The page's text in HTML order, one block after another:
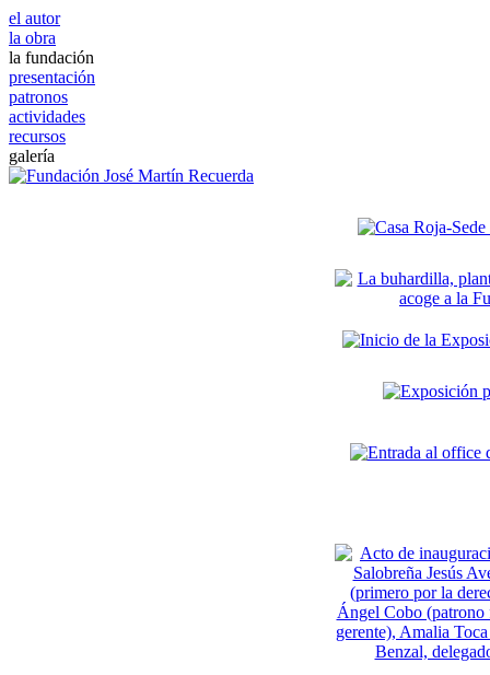
el autor
la obra
la fundación
presentación
patronos
actividades
recursos
galería